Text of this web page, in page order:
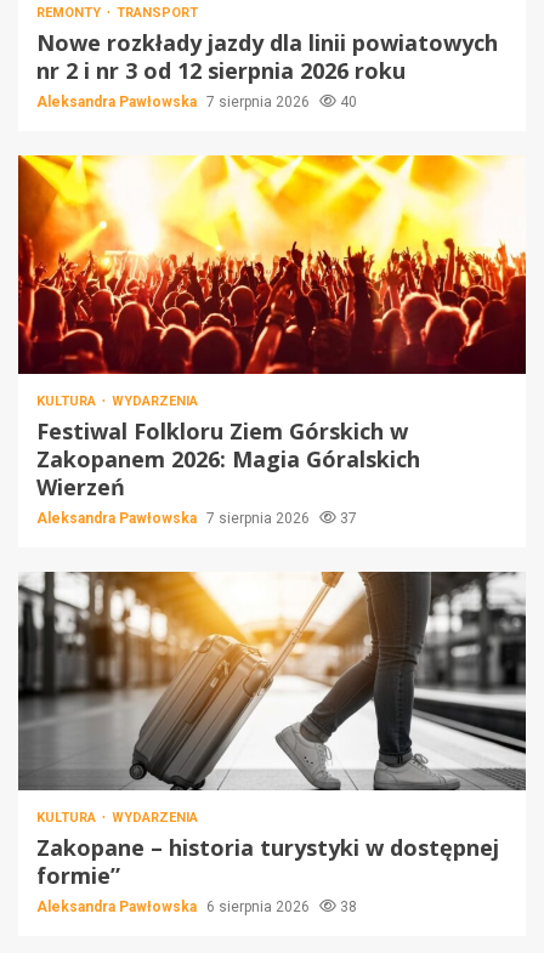
REMONTY TRANSPORT
Nowe rozkłady jazdy dla linii powiatowych
nr 2 i nr 3 od 12 sierpnia 2026 roku
Aleksandra Pawłowska 7 sierpnia 2026 40
KULTURA WYDARZENIA
Festiwal Folkloru Ziem Górskich w
Zakopanem 2026: Magia Góralskich
Wierzeń
Aleksandra Pawłowska 7 sierpnia 2026 37
KULTURA WYDARZENIA
Zakopane – historia turystyki w dostępnej
formie”
Aleksandra Pawłowska 6 sierpnia 2026 38